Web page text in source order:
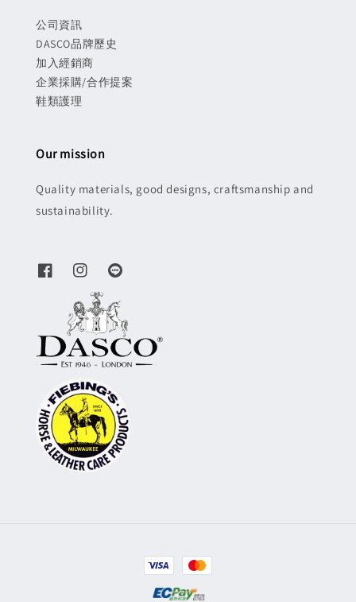
公司資訊
DASCO品牌歷史
加入經銷商
企業採購/合作提案
鞋類護理
Our mission
Quality materials, good designs, craftsmanship and
sustainability.